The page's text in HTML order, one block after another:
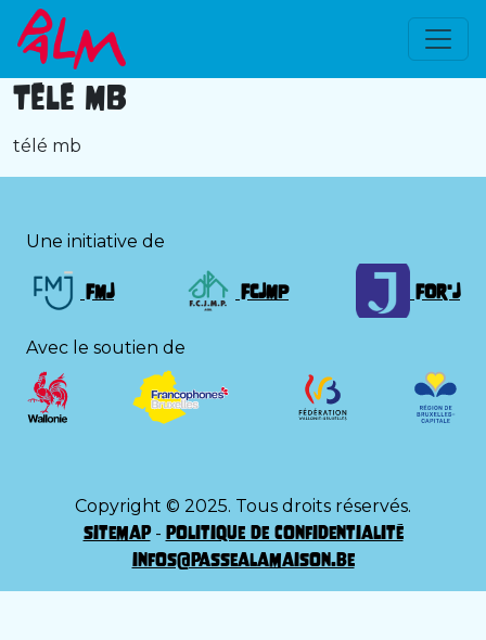
Télé MB
télé mb
Une initiative de
FMJ FCJMP FOr'J
Avec le soutien de
Copyright © 2025. Tous droits réservés.
sitemap- politique de confidentialité
infos@passealamaison.be